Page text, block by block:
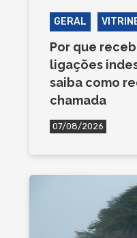
GERAL
Por que
ligações
saiba como
chamada
07/08/2026